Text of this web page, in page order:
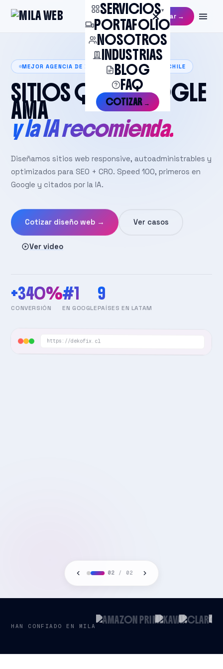
✕
SERVICIOS▾
PORTAFOLIO
NOSOTROS
INDUSTRIAS
BLOG
FAQ
COTIZAR →
Cotizar →
MEJOR AGENCIA DE DISEÑO DE SITIOS WEB EN CHILE
SITIOS QUE GOOGLE
AMA
y la IA recomienda.
Diseñamos sitios web responsive, autoadministrables y
optimizados para SEO + CRO. Speed 100, primeros en
Google y citados por la IA.
Cotizar diseño web → Ver casos
Ver video
+340%
CONVERSIÓN
#1
EN GOOGLE
9
PAÍSES EN LATAM
https://dekofix.cl
02 / 02
HAN CONFIADO EN MILA